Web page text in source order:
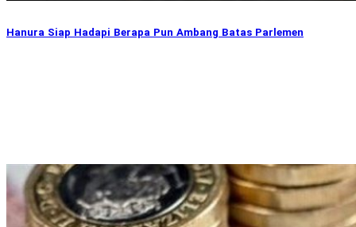
Hanura Siap Hadapi Berapa Pun Ambang Batas Parlemen